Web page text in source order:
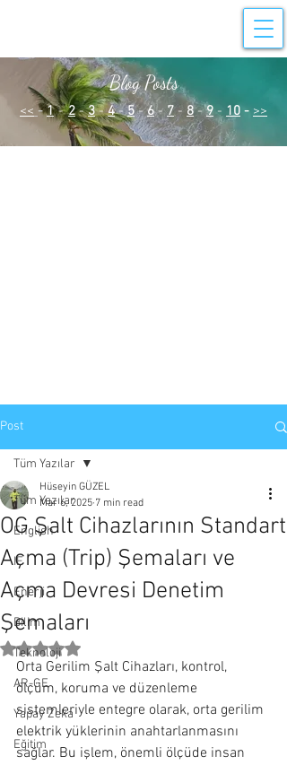
Blog Posts
<< -1 - 2-3 -4 -5-6-7- 8- 9- 10 - >>
Post
Tüm Yazılar
English
IE
Enerji
Bilim
Teknoloji
AR-GE
Yapay Zeka
Eğitim
Tüm Yazılar
OG Şalt Cihazlarının Standart
Açma (Trip) Şemaları ve
Açma Devresi Denetim
Şemaları
Hüseyin GÜZEL
Mar 6, 2025 7 min read
Rated NaN out of 5 stars.
Orta Gerilim Şalt Cihazları, kontrol,
ölçüm, koruma ve düzenleme
sistemleriyle entegre olarak, orta gerilim
elektrik yüklerinin anahtarlanmasını
sağlar. Bu işlem, önemli ölçüde insan